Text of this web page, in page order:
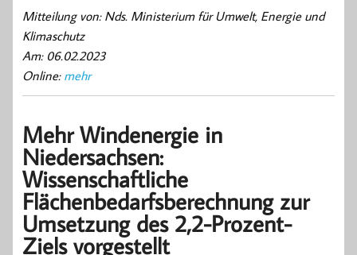
Mitteilung von: Nds. Ministerium für Umwelt, Energie und
Klimaschutz
Am: 06.02.2023
Online: mehr
Mehr Windenergie in
Niedersachsen:
Wissenschaftliche
Flächenbedarfsberechnung zur
Umsetzung des 2,2-Prozent-
Ziels vorgestellt